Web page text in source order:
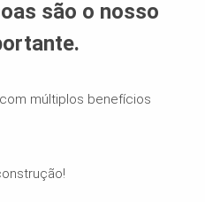
são o nosso
múltiplos benefícios